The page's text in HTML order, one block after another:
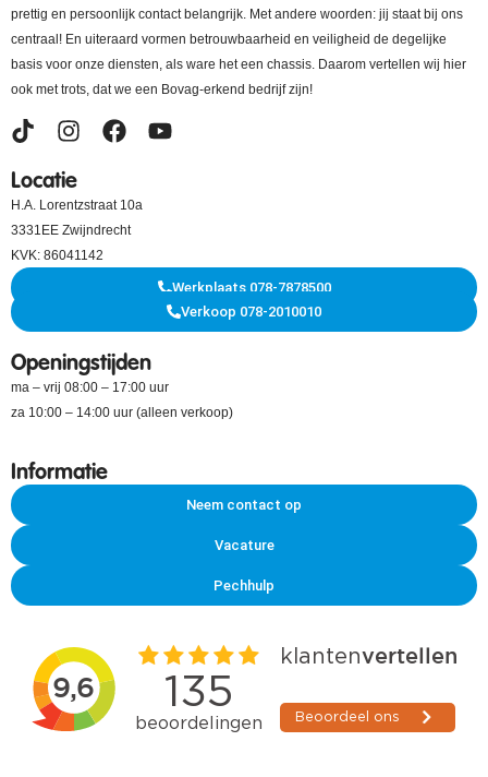
prettig en persoonlijk contact belangrijk. Met andere woorden: jij staat bij ons
centraal! En uiteraard vormen betrouwbaarheid en veiligheid de degelijke
basis voor onze diensten, als ware het een chassis. Daarom vertellen wij hier
ook met trots, dat we een Bovag-erkend bedrijf zijn!
Locatie
H.A. Lorentzstraat 10a
3331EE Zwijndrecht
KVK: 86041142
Werkplaats 078-7878500
Verkoop 078-2010010
Openingstijden
ma – vrij 08:00 – 17:00 uur
za 10:00 – 14:00 uur (alleen verkoop)
Informatie
Neem contact op
Vacature
Pechhulp